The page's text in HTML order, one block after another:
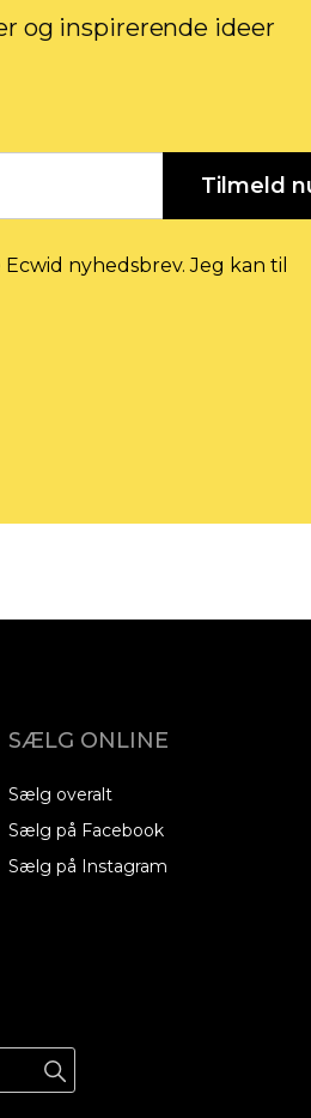
og inspirerende ideer
Tilmeld
nyhedsbrev. Jeg kan til
SÆLG ONLINE
Sælg overalt
Sælg på Facebook
Sælg på Instagram